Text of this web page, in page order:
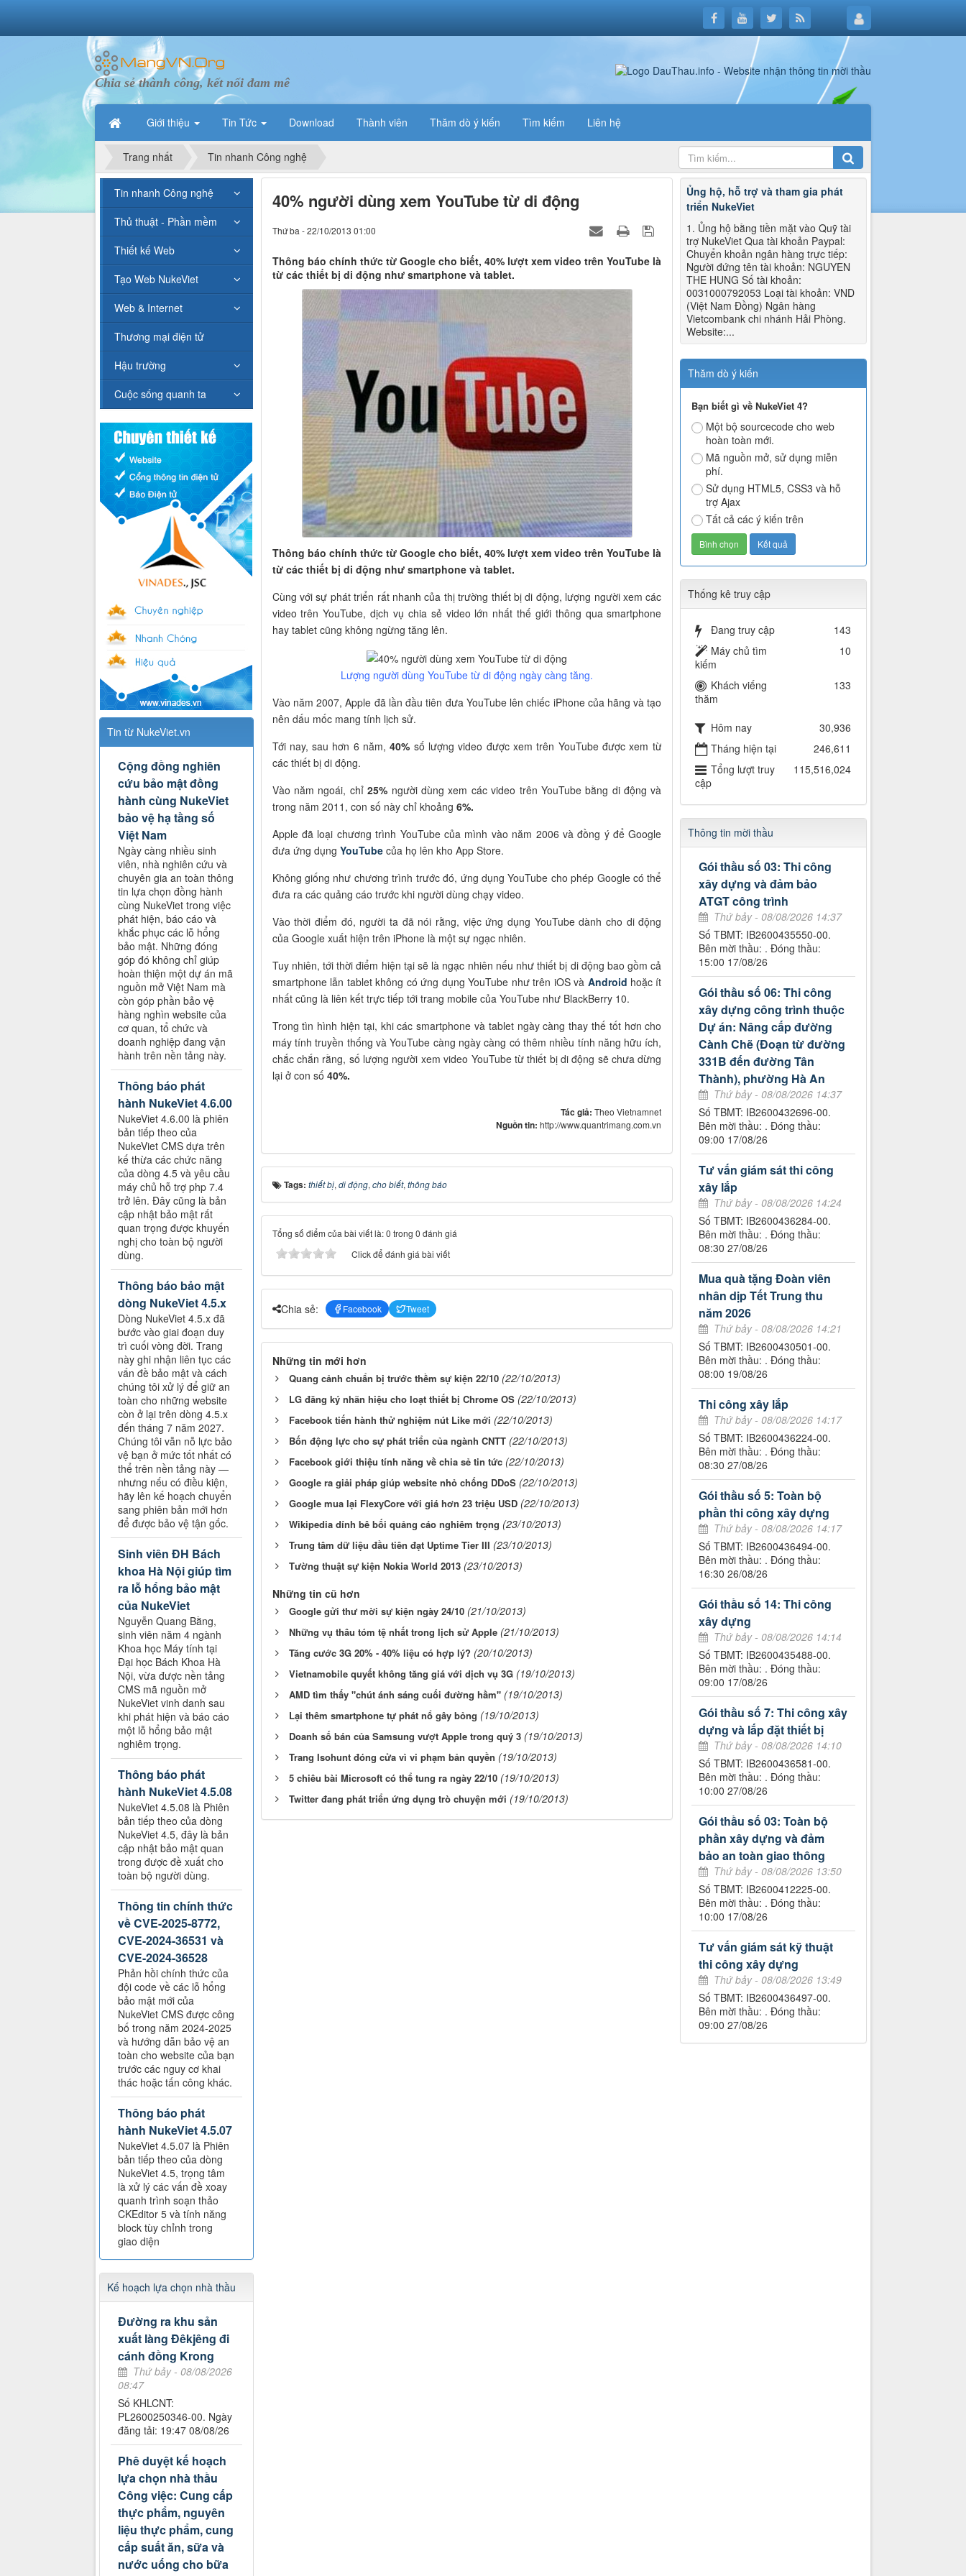
Chia sẻ thành công, kết nối đam mê
Giới thiệu Tin Tức Download Thành viên Thăm dò ý kiến Tìm kiếm Liên hệ
Trang nhất Tin nhanh Công nghệ
40% người dùng xem YouTube từ di động
Thứ ba - 22/10/2013 01:00
Thông báo chính thức từ Google cho biết, 40% lượt xem video trên YouTube là
từ các thiết bị di động như smartphone và tablet.
Thông báo chính thức từ Google cho biết, 40% lượt xem video trên YouTube là
từ các thiết bị di động như smartphone và tablet.
Cùng với sự phát triển rất nhanh của thị trường thiết bị di động, lượng người xem các
video trên YouTube, dịch vụ chia sẻ video lớn nhất thế giới thông qua smartphone
hay tablet cũng không ngừng tăng lên.
Lượng người dùng YouTube từ di động ngày càng tăng.
Vào năm 2007, Apple đã lần đầu tiên đưa YouTube lên chiếc iPhone của hãng và tạo
nên dấu mốc mang tính lịch sử.
Tới nay, sau hơn 6 năm, 40% số lượng video được xem trên YouTube được xem từ
các thiết bị di động.
Vào năm ngoái, chỉ25% người dùng xem các video trên YouTube bằng di động và
trong năm 2011, con số này chỉ khoảng 6%.
Apple đã loại chương trình YouTube của mình vào năm 2006 và đồng ý để Google
đưa ứng dụng YouTubecủa họ lên kho App Store.
Không giống như chương trình trước đó, ứng dụng YouTube cho phép Google có thể
đưa ra các quảng cáo trước khi người dùng chạy video.
Vào thời điểm đó, người ta đã nói rằng, việc ứng dụng YouTube dành cho di động
của Google xuất hiện trên iPhone là một sự ngạc nhiên.
Tuy nhiên, tới thời điểm hiện tại sẽ là ngạc nhiên nếu như thiết bị di động bao gồm cả
smartphone lẫn tablet không có ứng dụng YouTube như trên iOS và Android hoặc ít
nhất cũng là liên kết trực tiếp tới trang mobile của YouTube như BlackBerry 10.
Trong tìn hình hiện tại, khi các smartphone và tablet ngày càng thay thế tốt hơn cho
máy tính truyền thống và YouTube càng ngày càng có thêm nhiều tính năng hữu ích,
chắc chắn rằng, số lượng người xem video YouTube từ thiết bị di động sẽ chưa dừng
lại ở con số 40%.
Tác giả:Theo Vietnamnet
Nguồn tin:http://www.quantrimang.com.vn
Tags: thiết bị, di động, cho biết, thông báo
Tổng số điểm của bài viết là: 0 trong 0 đánh giá
Click để đánh giá bài viết
Chia sẻ: Facebook Tweet
Những tin mới hơn
Quang cảnh chuẩn bị trước thềm sự kiện 22/10 (22/10/2013)
LG đăng ký nhãn hiệu cho loạt thiết bị Chrome OS (22/10/2013)
Facebook tiến hành thử nghiệm nút Like mới (22/10/2013)
Bốn động lực cho sự phát triển của ngành CNTT (22/10/2013)
Facebook giới thiệu tính năng về chia sẻ tin tức (22/10/2013)
Google ra giải pháp giúp website nhỏ chống DDoS (22/10/2013)
Google mua lại FlexyCore với giá hơn 23 triệu USD (22/10/2013)
Wikipedia dính bê bối quảng cáo nghiêm trọng (23/10/2013)
Trung tâm dữ liệu đầu tiên đạt Uptime Tier III (23/10/2013)
Tường thuật sự kiện Nokia World 2013 (23/10/2013)
Những tin cũ hơn
Google gửi thư mời sự kiện ngày 24/10 (21/10/2013)
Những vụ thâu tóm tệ nhất trong lịch sử Apple (21/10/2013)
Tăng cước 3G 20% - 40% liệu có hợp lý? (20/10/2013)
Vietnamobile quyết không tăng giá với dịch vụ 3G (19/10/2013)
AMD tìm thấy "chút ánh sáng cuối đường hầm" (19/10/2013)
Lại thêm smartphone tự phát nổ gây bỏng (19/10/2013)
Doanh số bán của Samsung vượt Apple trong quý 3 (19/10/2013)
Trang Isohunt đóng cửa vì vi phạm bản quyền (19/10/2013)
5 chiêu bài Microsoft có thể tung ra ngày 22/10 (19/10/2013)
Twitter đang phát triển ứng dụng trò chuyện mới (19/10/2013)
Ủng hộ, hỗ trợ và tham gia phát
triển NukeViet
1. Ủng hộ bằng tiền mặt vào Quỹ tài
trợ NukeViet Qua tài khoản Paypal:
Chuyển khoản ngân hàng trực tiếp:
Người đứng tên tài khoản: NGUYEN
THE HUNG Số tài khoản:
0031000792053 Loại tài khoản: VND
(Việt Nam Đồng) Ngân hàng
Vietcombank chi nhánh Hải Phòng.
Website:...
Thăm dò ý kiến
Bạn biết gì về NukeViet 4?
Một bộ sourcecode cho web
hoàn toàn mới.
Mã nguồn mở, sử dụng miễn
phí.
Sử dụng HTML5, CSS3 và hỗ
trợ Ajax
Tất cả các ý kiến trên
Thống kê truy cập
Đang truy cập
143
Máy chủ tìm
kiếm
10
Khách viếng
thăm
133
Hôm nay
30,936
Tháng hiện tại
246,611
Tổng lượt truy
cập
115,516,024
Thông tin mời thầu
Gói thầu số 03: Thi công
xây dựng và đảm bảo
ATGT công trình
Thứ bảy - 08/08/2026 14:37
Số TBMT: IB2600435550-00.
Bên mời thầu: . Đóng thầu:
15:00 17/08/26
Gói thầu số 06: Thi công
xây dựng công trình thuộc
Dự án: Nâng cấp đường
Cành Chẽ (Đoạn từ đường
331B đến đường Tân
Thành), phường Hà An
Thứ bảy - 08/08/2026 14:37
Số TBMT: IB2600432696-00.
Bên mời thầu: . Đóng thầu:
09:00 17/08/26
Tư vấn giám sát thi công
xây lắp
Thứ bảy - 08/08/2026 14:24
Số TBMT: IB2600436284-00.
Bên mời thầu: . Đóng thầu:
08:30 27/08/26
Mua quà tặng Đoàn viên
nhân dịp Tết Trung thu
năm 2026
Thứ bảy - 08/08/2026 14:21
Số TBMT: IB2600430501-00.
Bên mời thầu: . Đóng thầu:
08:00 19/08/26
Thi công xây lắp
Thứ bảy - 08/08/2026 14:17
Số TBMT: IB2600436224-00.
Bên mời thầu: . Đóng thầu:
08:30 27/08/26
Gói thầu số 5: Toàn bộ
phần thi công xây dựng
Thứ bảy - 08/08/2026 14:17
Số TBMT: IB2600436494-00.
Bên mời thầu: . Đóng thầu:
16:30 26/08/26
Gói thầu số 14: Thi công
xây dựng
Thứ bảy - 08/08/2026 14:14
Số TBMT: IB2600435488-00.
Bên mời thầu: . Đóng thầu:
09:00 17/08/26
Gói thầu số 7: Thi công xây
dựng và lắp đặt thiết bị
Thứ bảy - 08/08/2026 14:10
Số TBMT: IB2600436581-00.
Bên mời thầu: . Đóng thầu:
10:00 27/08/26
Gói thầu số 03: Toàn bộ
phần xây dựng và đảm
bảo an toàn giao thông
Thứ bảy - 08/08/2026 13:50
Số TBMT: IB2600412225-00.
Bên mời thầu: . Đóng thầu:
10:00 17/08/26
Tư vấn giám sát kỹ thuật
thi công xây dựng
Thứ bảy - 08/08/2026 13:49
Số TBMT: IB2600436497-00.
Bên mời thầu: . Đóng thầu:
09:00 27/08/26
Tin nhanh Công nghệ
Thủ thuật - Phần mềm
Thiết kế Web
Tạo Web NukeViet
Web & Internet
Thương mại điện tử
Hậu trường
Cuộc sống quanh ta
Tin từ NukeViet.vn
Cộng đồng nghiên
cứu bảo mật đồng
hành cùng NukeViet
bảo vệ hạ tầng số
Việt Nam
Ngày càng nhiều sinh
viên, nhà nghiên cứu và
chuyên gia an toàn thông
tin lựa chọn đồng hành
cùng NukeViet trong việc
phát hiện, báo cáo và
khắc phục các lỗ hổng
bảo mật. Những đóng
góp đó không chỉ giúp
hoàn thiện một dự án mã
nguồn mở Việt Nam mà
còn góp phần bảo vệ
hàng nghìn website của
cơ quan, tổ chức và
doanh nghiệp đang vận
hành trên nền tảng này.
Thông báo phát
hành NukeViet 4.6.00
NukeViet 4.6.00 là phiên
bản tiếp theo của
NukeViet CMS dựa trên
kế thừa các chức năng
của dòng 4.5 và yêu cầu
máy chủ hỗ trợ php 7.4
trở lên. Đây cũng là bản
cập nhật bảo mật rất
quan trọng được khuyến
nghị cho toàn bộ người
dùng.
Thông báo bảo mật
dòng NukeViet 4.5.x
Dòng NukeViet 4.5.x đã
bước vào giai đoạn duy
trì cuối vòng đời. Trang
này ghi nhận liên tục các
vấn đề bảo mật và cách
chúng tôi xử lý để giữ an
toàn cho những website
còn ở lại trên dòng 4.5.x
đến tháng 7 năm 2027.
Chúng tôi vẫn nỗ lực bảo
vệ bạn ở mức tốt nhất có
thể trên nền tảng này —
nhưng nếu có điều kiện,
hãy lên kế hoạch chuyển
sang phiên bản mới hơn
để được bảo vệ tận gốc.
Sinh viên ĐH Bách
khoa Hà Nội giúp tìm
ra lỗ hổng bảo mật
của NukeViet
Nguyễn Quang Bằng,
sinh viên năm 4 ngành
Khoa học Máy tính tại
Đại học Bách Khoa Hà
Nội, vừa được nền tảng
CMS mã nguồn mở
NukeViet vinh danh sau
khi phát hiện và báo cáo
một lỗ hổng bảo mật
nghiêm trọng.
Thông báo phát
hành NukeViet 4.5.08
NukeViet 4.5.08 là Phiên
bản tiếp theo của dòng
NukeViet 4.5, đây là bản
cập nhật bảo mật quan
trong được đề xuất cho
toàn bộ người dùng.
Thông tin chính thức
về CVE-2025-8772,
CVE-2024-36531 và
CVE-2024-36528
Phản hồi chính thức của
đội code về các lỗ hổng
bảo mật mới của
NukeViet CMS được công
bố trong năm 2024-2025
và hướng dẫn bảo vệ an
toàn cho website của bạn
trước các nguy cơ khai
thác hoặc tấn công khác.
Thông báo phát
hành NukeViet 4.5.07
NukeViet 4.5.07 là Phiên
bản tiếp theo của dòng
NukeViet 4.5, trọng tâm
là xử lý các vấn đề xoay
quanh trình soạn thảo
CKEditor 5 và tính năng
block tùy chỉnh trong
giao diện
Kế hoạch lựa chọn nhà thầu
Đường ra khu sản
xuất làng Đêkjêng đi
cánh đồng Krong
Thứ bảy - 08/08/2026
08:47
Số KHLCNT:
PL2600250346-00. Ngày
đăng tải: 19:47 08/08/26
Phê duyệt kế hoạch
lựa chọn nhà thầu
Công việc: Cung cấp
thực phẩm, nguyên
liệu thực phẩm, cung
cấp suất ăn, sữa và
nước uống cho bữa